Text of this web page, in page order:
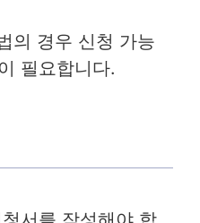
의 경우 신청 가능
필요합니다.